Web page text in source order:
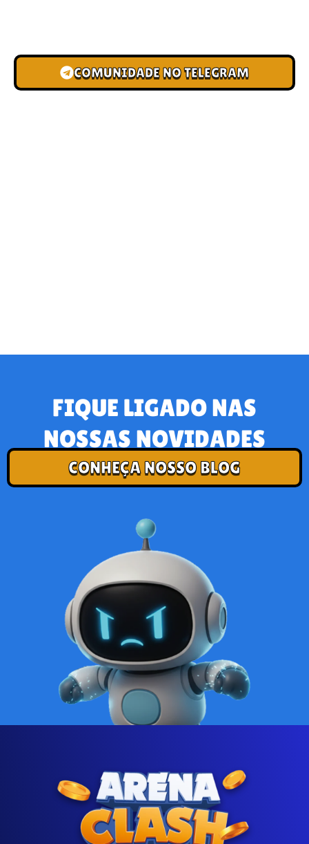
COMUNIDADE NO TELEGRAM
FIQUE LIGADO NAS
NOSSAS NOVIDADES
CONHEÇA NOSSO BLOG